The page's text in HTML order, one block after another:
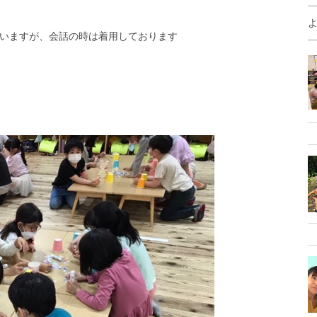
ますが、会話の時は着用しております